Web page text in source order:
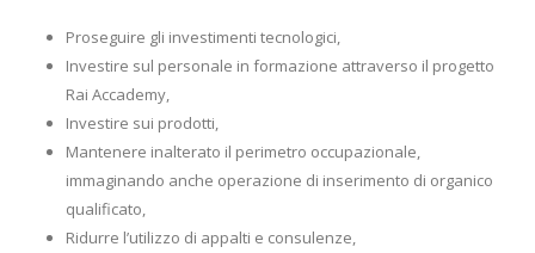
Proseguire gli investimenti tecnologici,
Investire sul personale in formazione attraverso il progetto
Rai Accademy,
Investire sui prodotti,
Mantenere inalterato il perimetro occupazionale,
immaginando anche operazione di inserimento di organico
qualificato,
Ridurre l’utilizzo di appalti e consulenze,